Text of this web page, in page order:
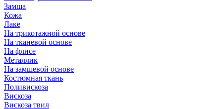
Замша
Кожа
Лаке
На трикотажной основе
На тканевой основе
На флисе
Металлик
На замшевой основе
Костюмная ткань
Поливискоза
Вискоза
Вискоза твил